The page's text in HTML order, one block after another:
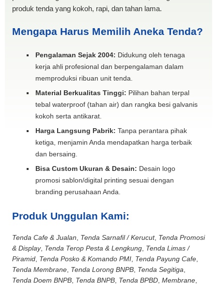
produk tenda yang kokoh, rapi, dan tahan lama.
Mengapa Harus Memilih Aneka Tenda?
Pengalaman Sejak 2004: Didukung oleh tenaga
kerja ahli profesional dan berpengalaman dalam
memproduksi ribuan unit tenda.
Material Berkualitas Tinggi: Pilihan bahan terpal
tebal waterproof (tahan air) dan rangka besi galvanis
kokoh serta antikarat.
Harga Langsung Pabrik: Tanpa perantara pihak
ketiga, menjamin Anda mendapatkan harga terbaik
dan bersaing.
Bisa Custom Ukuran & Desain: Desain logo
promosi sablon/digital printing sesuai dengan
branding perusahaan Anda.
Produk Unggulan Kami:
Tenda Cafe & Jualan Tenda Sarnafil / Kerucut, Tenda Promosi
& Display, Tenda Terop Pesta & Lengkung Tenda Limas /
Piramid Tenda Posko & Komando PMI Tenda Payung Cafe
Tenda Membrane Tenda Lorong BNPB Tenda Segitiga
Tenda Doem BNPB Tenda BNPB Tenda BPBD Membrane